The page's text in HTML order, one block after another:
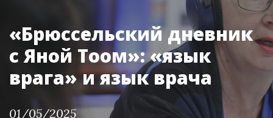
«Брюссельский дневник
с Яной Тоом»: «язык
врага» и язык врача
01/05/2025